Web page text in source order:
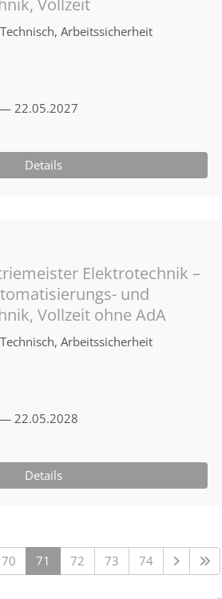
Vollzeit
Arbeitssicherheit
22.05.2027
Details
Elektrotechnik –
und
Vollzeit ohne AdA
Arbeitssicherheit
22.05.2028
Details
70 71 72 73 74